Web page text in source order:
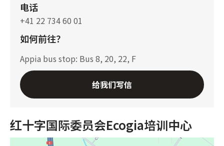
电话
+41 22 734 60 01
如何前往？
Appia bus stop: Bus 8, 20, 22, F
给我们写信
红十字国际委员会Ecogia培训中心